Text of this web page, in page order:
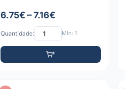
6.75€ – 7.16€
Quantidade: Mín: 1